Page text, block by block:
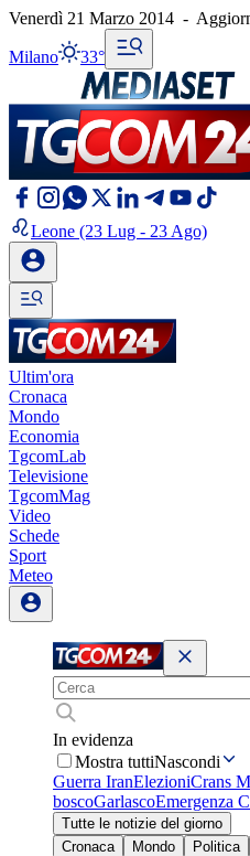
Venerdì 21 Marzo 2014 -
Milano 33°
Leone (23 Lug - 23 Ago)
Ultim'ora
Cronaca
Mondo
Economia
TgcomLab
Televisione
TgcomMag
Video
Schede
Sport
Meteo
In evidenza
Mostra tuttiNascondi
Guerra IranElezioniCrans
boscoGarlascoEmergenza
Tutte le notizie del giorno
Cronaca
Mondo Politica